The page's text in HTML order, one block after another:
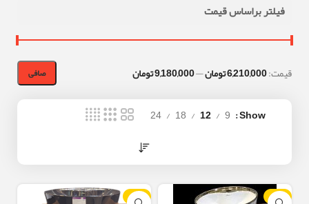
فیلتر براساس قیمت
صافی قيمت:6,210,000 تومان —9,180,000 تومان
Show
9
12
18
24
-10%
-10%